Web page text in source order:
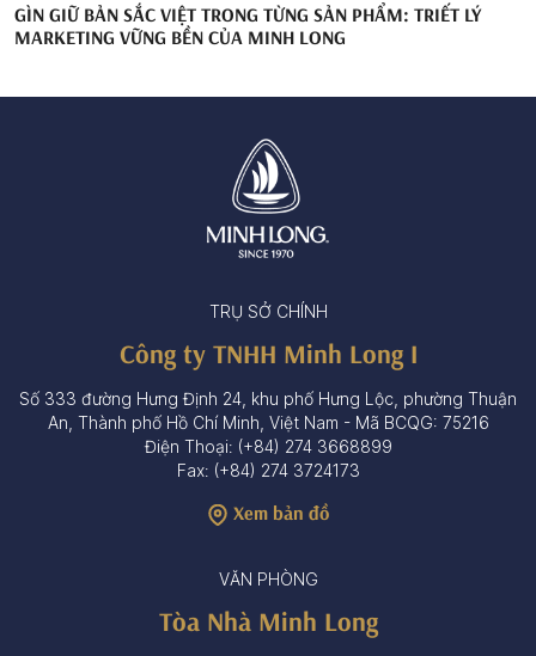
GÌN GIỮ BẢN SẮC VIỆT TRONG TỪNG SẢN PHẨM: TRIẾT LÝ
MARKETING VỮNG BỀN CỦA MINH LONG
TRỤ SỞ CHÍNH
Công ty TNHH Minh Long I
Số 333 đường Hưng Định 24, khu phố Hưng Lộc, phường Thuận
An, Thành phố Hồ Chí Minh, Việt Nam - Mã BCQG: 75216
Điện Thoại: (+84) 274 3668899
Fax: (+84) 274 3724173
Xem bản đồ
VĂN PHÒNG
Tòa Nhà Minh Long